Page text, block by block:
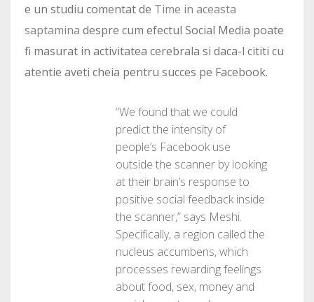
e un studiu comentat de Time in aceasta
saptamina despre cum efectul Social Media poate
fi masurat in activitatea cerebrala si daca-l cititi cu
atentie aveti cheia pentru succes pe Facebook.
“We found that we could
predict the intensity of
people’s Facebook use
outside the scanner by looking
at their brain’s response to
positive social feedback inside
the scanner,” says Meshi.
Specifically, a region called the
nucleus accumbens, which
processes rewarding feelings
about food, sex, money and